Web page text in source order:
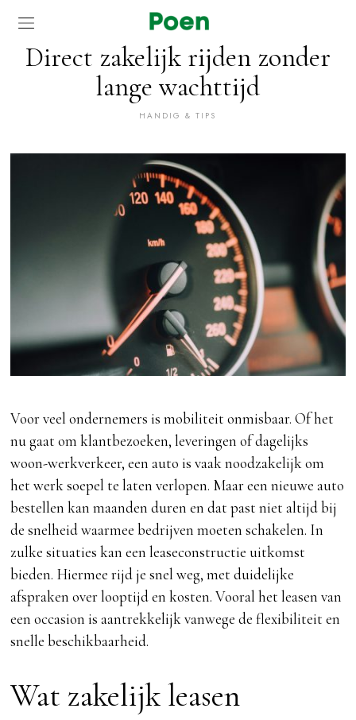
Direct zakelijk rijden zonder
lange wachttijd
HANDIG & TIPS
Voor veel ondernemers is mobiliteit onmisbaar. Of het
nu gaat om klantbezoeken, leveringen of dagelijks
woon-werkverkeer, een auto is vaak noodzakelijk om
het werk soepel te laten verlopen. Maar een nieuwe auto
bestellen kan maanden duren en dat past niet altijd bij
de snelheid waarmee bedrijven moeten schakelen. In
zulke situaties kan een leaseconstructie uitkomst
bieden. Hiermee rijd je snel weg, met duidelijke
afspraken over looptijd en kosten. Vooral het leasen van
een occasion is aantrekkelijk vanwege de flexibiliteit en
snelle beschikbaarheid.
Wat zakelijk leasen